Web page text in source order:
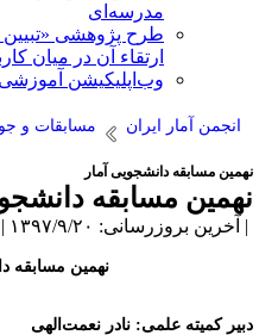
مدرسه‌ای
طرح پژوهشی «تبیین
ارتقاء آن در میان
وب‌اپلیکیشن آموزشی
انجمن آمار ایران مسابقات و
مسابقه دانشجویی آمار
مسابقه
بروزرسانی: ۱۳۹۷/۹/۲۰ |
نهمین مسابقه
کمیته علمی: نادر نعمت‌الهی